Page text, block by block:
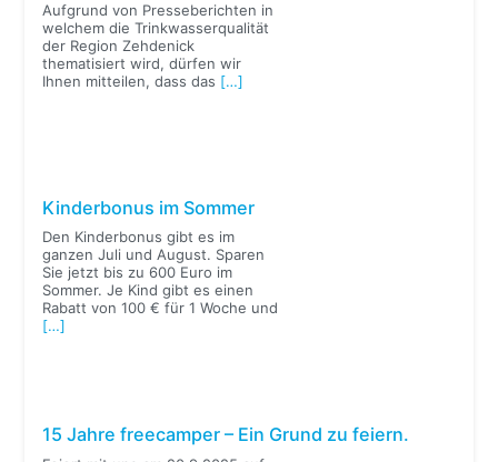
Aufgrund von Presseberichten in
welchem die Trinkwasserqualität
der Region Zehdenick
thematisiert wird, dürfen wir
Ihnen mitteilen, dass das […]
Kinderbonus im Sommer
Den Kinderbonus gibt es im
ganzen Juli und August. Sparen
Sie jetzt bis zu 600 Euro im
Sommer. Je Kind gibt es einen
Rabatt von 100 € für 1 Woche und
[…]
15 Jahre freecamper – Ein Grund zu feiern.